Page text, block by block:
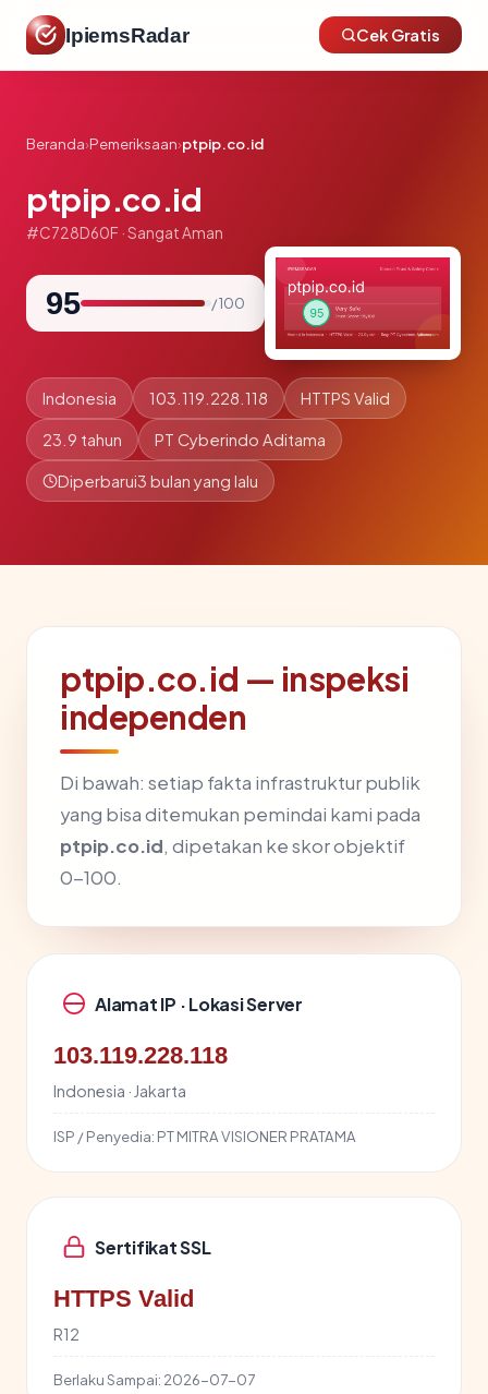
IpiemsRadar Cek Gratis
Beranda›Pemeriksaan›ptpip.co.id
ptpip.co.id
#C728D60F · Sangat Aman
95 / 100
Indonesia 103.119.228.118 HTTPS Valid
23.9 tahun PT Cyberindo Aditama
Diperbarui3 bulan yang lalu
ptpip.co.id — inspeksi
independen
Di bawah: setiap fakta infrastruktur publik
yang bisa ditemukan pemindai kami pada
ptpip.co.id, dipetakan ke skor objektif
0-100.
Alamat IP · Lokasi Server
103.119.228.118
Indonesia · Jakarta
ISP / Penyedia: PT MITRA VISIONER PRATAMA
Sertifikat SSL
HTTPS Valid
R12
Berlaku Sampai: 2026-07-07